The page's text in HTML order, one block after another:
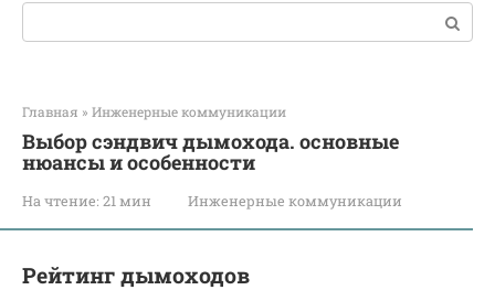
Поиск:
Главная » Инженерные коммуникации
Выбор сэндвич дымохода. основные
нюансы и особенности
На чтение: 21 мин Инженерные коммуникации
Рейтинг дымоходов